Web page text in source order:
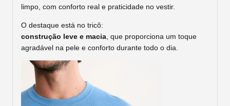
limpo, com conforto real e praticidade no vestir.
O destaque está no tricô:
construção leve e macia , que proporciona um toque
agradável na pele e conforto durante todo o dia.